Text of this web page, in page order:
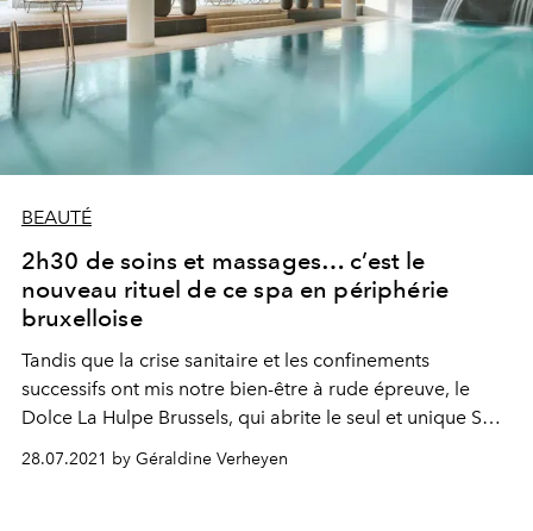
BEAUTÉ
2h30 de soins et massages… c’est le
nouveau rituel de ce spa en périphérie
bruxelloise
Tandis que la crise sanitaire et les confinements
successifs ont mis notre bien-être à rude épreuve, le
Dolce La Hulpe Brussels, qui abrite le seul et unique Spa
sensoriel, un rituel de soins de 2h30 directement inspiré
28.07.2021 by Géraldine Verheyen